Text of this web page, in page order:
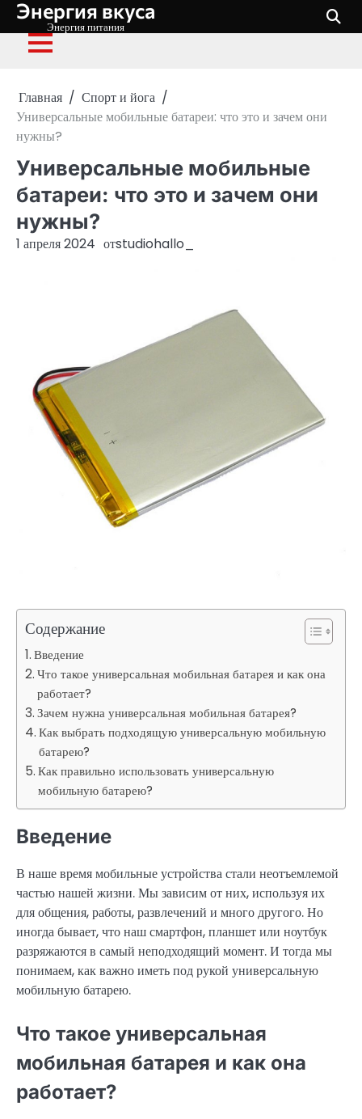
Перейти
содержимому
Энергия вкуса
Энергия питания
Главная
Спорт и йога
Универсальные мобильные батареи: что это и зачем они
нужны?
Универсальные мобильные
батареи: что это и зачем они
нужны?
1 апреля 2024 отstudiohallo_
Содержание
Введение
Что такое универсальная мобильная батарея и как она
работает?
Зачем нужна универсальная мобильная батарея?
Как выбрать подходящую универсальную мобильную
батарею?
Как правильно использовать универсальную
мобильную батарею?
Введение
В наше время мобильные устройства стали неотъемлемой
частью нашей жизни. Мы зависим от них, используя их
для общения, работы, развлечений и много другого. Но
иногда бывает, что наш смартфон, планшет или ноутбук
разряжаются в самый неподходящий момент. И тогда мы
понимаем, как важно иметь под рукой универсальную
мобильную батарею.
Что такое универсальная
мобильная батарея и как она
работает?